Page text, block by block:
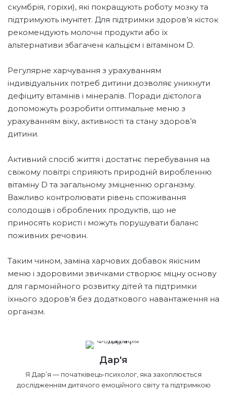
скумбрія, горіхи), які покращують роботу мозку та
підтримують імунітет. Для підтримки здоров’я кісток
рекомендують молочні продукти або їх
альтернативи збагачені кальцієм і вітаміном D.
Регулярне харчування з урахуванням
індивідуальних потреб дитини дозволяє уникнути
дефіциту вітамінів і мінералів. Поради дієтолога
допоможуть розробити оптимальне меню з
урахуванням віку, активності та стану здоров’я
дитини.
Активний спосіб життя і достатнє перебування на
свіжому повітрі сприяють природній виробленню
вітаміну D та загальному зміцненню організму.
Важливо контролювати рівень споживання
солодощів і оброблених продуктів, що не
приносять користі і можуть порушувати баланс
поживних речовин.
Таким чином, заміна харчових добавок якісним
меню і здоровими звичками створює міцну основу
для гармонійного розвитку дітей та підтримки
їхнього здоров’я без додаткового навантаження на
організм.
Дар'я
Я Дарʼя — початківець-психолог, яка захоплюється
дослідженням дитячого емоційного світу та підтримкою